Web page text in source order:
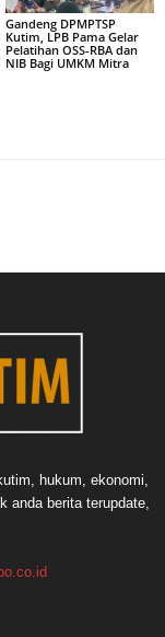
Gandeng DPMPTSP
Kutim, LPB Pama Gelar
Pelatihan OSS-RBA dan
NIB Bagi UMKM Mitra
hukum, ekonomi,
anda berita terupdate,